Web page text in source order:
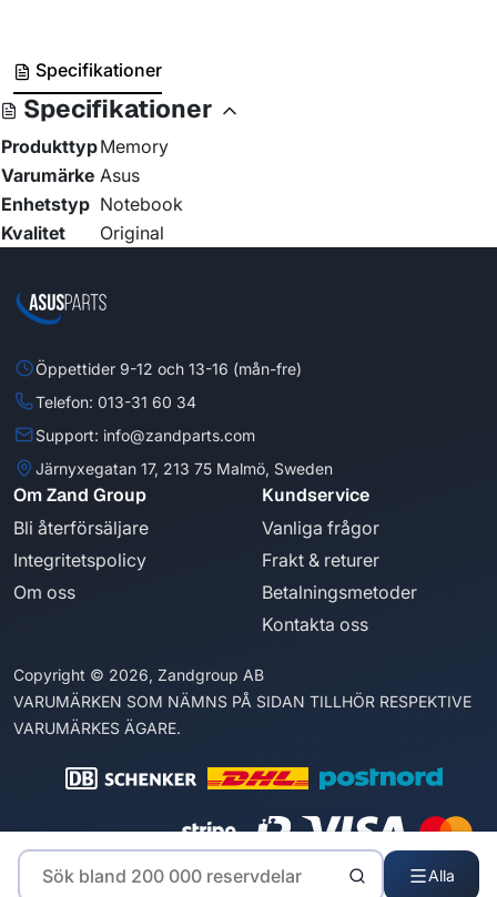
Alla
Specifikationer
Specifikationer
ProdukttypMemory
Varumärke Asus
Enhetstyp Notebook
Kvalitet
Original
Öppettider 9-12 och 13-16 (mån-fre)
Telefon: 013-31 60 34
Support: info@zandparts.com
Järnyxegatan 17, 213 75 Malmö, Sweden
Om Zand Group
Bli återförsäljare
Integritetspolicy
Om oss
Kundservice
Vanliga frågor
Frakt & returer
Betalningsmetoder
Kontakta oss
Copyright © 2026, Zandgroup AB
VARUMÄRKEN SOM NÄMNS PÅ SIDAN TILLHÖR RESPEKTIVE
VARUMÄRKES ÄGARE.